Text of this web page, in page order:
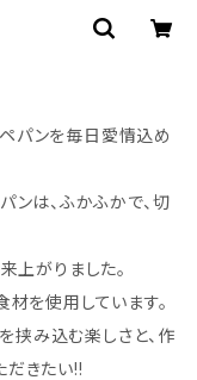
ペパンを毎日愛情込め
ンは、ふかふかで、切
上がりました。
を使用しています。
挟み込む楽しさと、作
だきたい!!